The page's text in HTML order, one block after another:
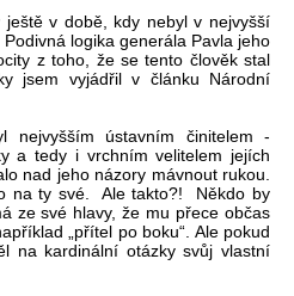
v době, kdy nebyl v nejvyšší
logika generála Pavla jeho
z toho, že se tento člověk stal
jsem vyjádřil v článku Národní
nejvyšším ústavním činitelem -
a tedy i vrchním velitelem jejích
nad jeho názory mávnout rukou.
na ty své. Ale takto?! Někdo by
ze své hlavy, že mu přece občas
„přítel po boku“. Ale pokud
na kardinální otázky svůj vlastní